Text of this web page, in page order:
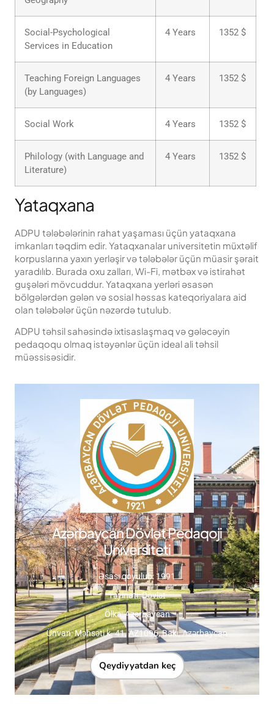
Social-Psychological
Services in Education
4 Years 1352 $
Teaching Foreign Languages
(by Languages)
4 Years 1352 $
Social Work 4 Years 1352 $
Philology (with Language and
Literature)
4 Years 1352 $
Yataqxana
ADPU tələbələrinin rahat yaşaması üçün yataqxana
imkanları təqdim edir. Yataqxanalar universitetin müxtəlif
korpuslarına yaxın yerləşir və tələbələr üçün müasir şərait
yaradılıb. Burada oxu zalları, Wi-Fi, mətbəx və istirahət
guşələri mövcuddur. Yataqxana yerləri əsasən
bölgələrdən gələn və sosial həssas kateqoriyalara aid
olan tələbələr üçün nəzərdə tutulub.
ADPU təhsil sahəsində ixtisaslaşmaq və gələcəyin
pedaqoqu olmaq istəyənlər üçün ideal ali təhsil
müəssisəsidir.
Azərbaycan Dövlət Pedaqoji
Universiteti
Əsası qoyulub: 1991
Təyinatı: Dövlət
Ölkə: Azərbaycan
Ünvan: Məhsəti k. 41, AZ1096, Bakı, Azərbaycan
Qeydiyyatdan keç